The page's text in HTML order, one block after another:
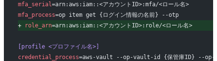
mfa_serial=arn:aws:iam::<アカウントID>:mfa/<ロール名>
mfa_process=op item get {ログイン情報の名前} --otp
+
role_arn=arn:aws:iam::<アカウントID>:role/<ロール名>
[profile <プロファイル名>]
credential_process=aws-vault --op-vault-id {保管庫ID} --op-